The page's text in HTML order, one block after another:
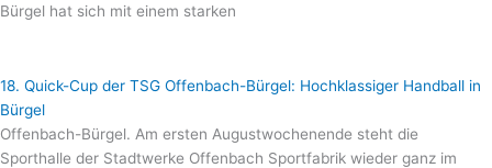
Bürgel hat sich mit einem starken
18. Quick-Cup der TSG Offenbach-Bürgel: Hochklassiger Handball in
Bürgel
Offenbach-Bürgel. Am ersten Augustwochenende steht die
Sporthalle der Stadtwerke Offenbach Sportfabrik wieder ganz im